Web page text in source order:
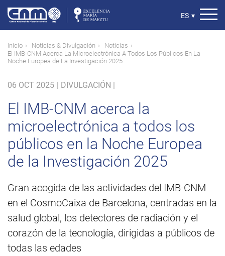
contenido
principal
Select
ES ▾
Ruta
de
Inicio Noticias & Divulgación
Noticias
El IMB-CNM Acerca La Microelectrónica A Todos Los Públicos En La
Noche Europea de La Investigación 2025
06 OCT 2025 | DIVULGACIÓN |
El IMB-CNM acerca la
microelectrónica a todos los
públicos en la Noche Europea
de la Investigación 2025
Gran acogida de las actividades del IMB-CNM
en el CosmoCaixa de Barcelona, centradas en la
salud global, los detectores de radiación y el
corazón de la tecnología, dirigidas a públicos de
todas las edades